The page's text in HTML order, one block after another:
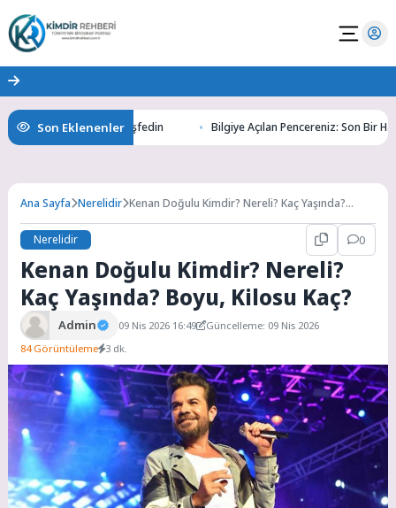
Son Eklenenler
Gizemlerini Keşfedin Bilgiye Açılan Pencereniz: Son Bir Haber
Ana Sayfa Nerelidir Kenan Doğulu Kimdir? Nereli? Kaç Yaşında?
Nerelidir
0
Kenan Doğulu Kimdir? Nereli?
Kaç Yaşında? Boyu, Kilosu Kaç?
Admin 09 Nis 2026 16:49
Güncelleme: 09 Nis 2026
84 Görüntüleme 3 dk.